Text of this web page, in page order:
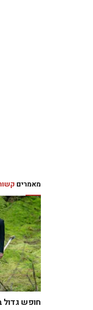
מאמרים
חופש גדול